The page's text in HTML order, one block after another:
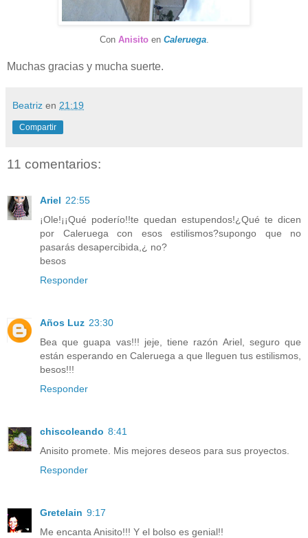
Con Anisitoen Caleruega.
Muchas gracias y mucha suerte.
Beatriz en 21:19
Compartir
11 comentarios:
Ariel 22:55
¡Ole!¡¡Qué poderío!!te quedan estupendos!¿Qué te dicen
por Caleruega con esos estilismos?supongo que no
pasarás desapercibida,¿ no?
besos
Responder
Años Luz 23:30
Bea que guapa vas!!! jeje, tiene razón Ariel, seguro que
están esperando en Caleruega a que lleguen tus estilismos,
besos!!!
Responder
chiscoleando 8:41
Anisito promete. Mis mejores deseos para sus proyectos.
Responder
Gretelain 9:17
Me encanta Anisito!!! Y el bolso es genial!!